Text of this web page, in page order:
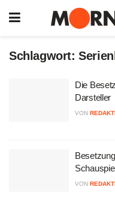
Schlagwort:
Die
Darsteller
VON
VON